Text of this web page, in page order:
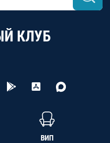
КЛУБ
ВИП